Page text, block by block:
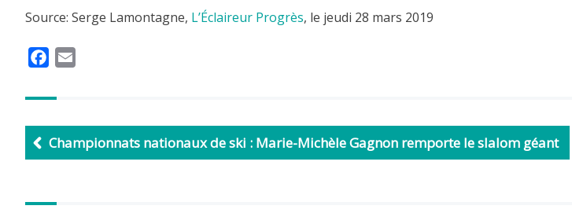
Source: Serge Lamontagne, L’Éclaireur Progrès, le jeudi 28 mars 2019
c
b
o
k
l
Championnats nationaux de ski : Marie-Michèle Gagnon remporte le slalom géant